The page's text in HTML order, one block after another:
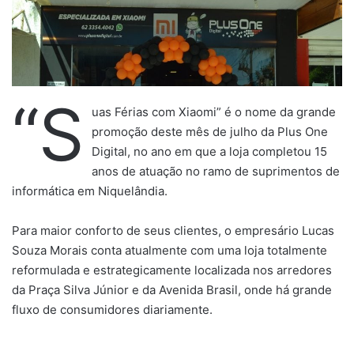
m
a
“S
uas Férias com Xiaomi” é o nome da grande
promoção deste mês de julho da Plus One
Digital, no ano em que a loja completou 15
anos de atuação no ramo de suprimentos de
informática em Niquelândia.
Para maior conforto de seus clientes, o empresário Lucas
Souza Morais conta atualmente com uma loja totalmente
reformulada e estrategicamente localizada nos arredores
da Praça Silva Júnior e da Avenida Brasil, onde há grande
fluxo de consumidores diariamente.